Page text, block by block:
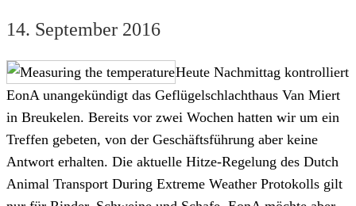
14. September 2016
Heute Nachmittag kontrolliert
EonA unangekündigt das Geflügelschlachthaus Van Miert
in Breukelen. Bereits vor zwei Wochen hatten wir um ein
Treffen gebeten, von der Geschäftsführung aber keine
Antwort erhalten. Die aktuelle Hitze-Regelung des Dutch
Animal Transport During Extreme Weather Protokolls gilt